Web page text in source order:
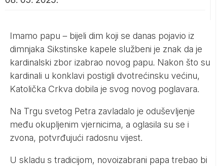
Imamo papu – bijeli dim koji se danas pojavio iz
dimnjaka Sikstinske kapele službeni je znak da je
kardinalski zbor izabrao novog papu. Nakon što su
kardinali u konklavi postigli dvotrećinsku većinu,
Katolička Crkva dobila je svog novog poglavara.
Na Trgu svetog Petra zavladalo je oduševljenje
među okupljenim vjernicima, a oglasila su se i
zvona, potvrđujući radosnu vijest.
U skladu s tradicijom, novoizabrani papa trebao bi